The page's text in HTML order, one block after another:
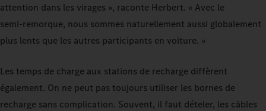
attention dans les virages », raconte Herbert. « Avec le
semi‑remorque, nous sommes naturellement aussi globalement
plus lents que les autres participants en voiture. »
Les temps de charge aux stations de recharge diffèrent
également. On ne peut pas toujours utiliser les bornes de
recharge sans complication. Souvent, il faut dételer, les câbles